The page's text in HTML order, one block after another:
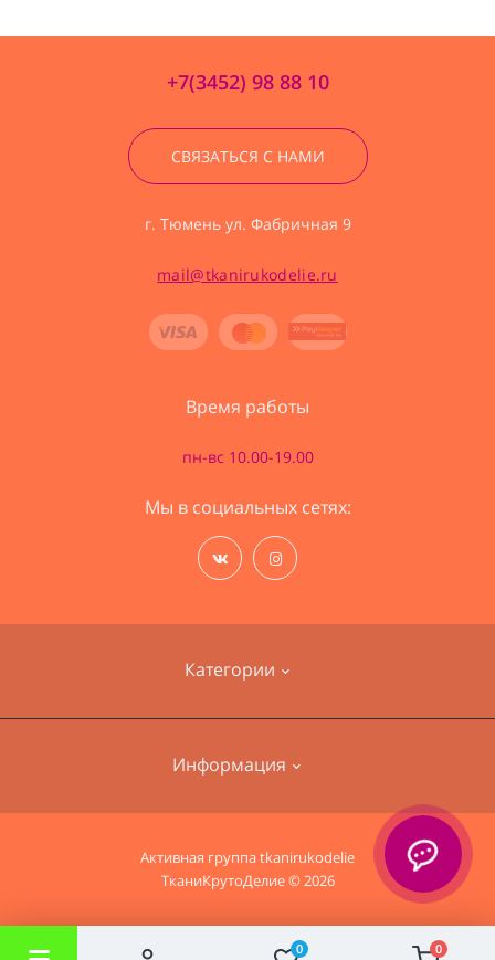
0 0
+7(3452) 98 88 10
СВЯЗАТЬСЯ С НАМИ
г. Тюмень ул. Фабричная 9
mail@tkanirukodelie.ru
Категории
Наборы для вышивания
Ткани для дома
Информация
Информация о доставке
Политика безопасности
Время работы
пн-вс 10.00-19.00
Мы в социальных сетях:
Активная группаtkanirukodelie
ТканиКрутоДелие © 2026